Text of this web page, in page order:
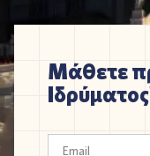
Μάθετε